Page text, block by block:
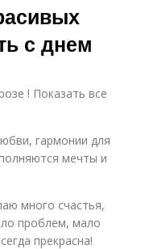
с днем
! Показать все
гармонии для
мечты и
много счастья,
проблем, мало
прекрасна!